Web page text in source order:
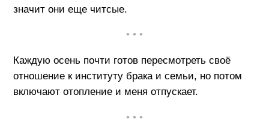
значит они еще читсые.
• • •
Каждую осень почти готов пересмотреть своё
отношение к институту брака и семьи, но потом
включают отопление и меня отпускает.
• • •